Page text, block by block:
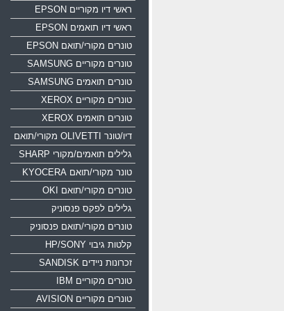
ראשי דיו מקוריים EPSON
ראשי דיו תואמים EPSON
טונרים מקורי/תואם EPSON
טונרים מקוריים SAMSUNG
טונרים תואמים SAMSUNG
טונרים מקוריים XEROX
טונרים תואמים XEROX
דיו/טונר OLIVETTI מקורי/תואם
גלילים תואמים/מקורי SHARP
טונר מקורי/תואם KYOCERA
טונרים מקורי/תואם OKI
גלילים לפקס פנסוניק
טונרים מקורי/תואם פנסוניק
קלטות גיבוי HP/SONY
זכרונות ניידים SANDISK
טונרים מקוריים IBM
טונרים מקוריים AVISION